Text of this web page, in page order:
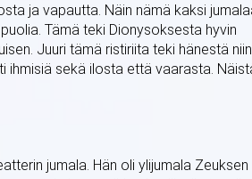
ja vapautta. Näin nämä kaksi
Tämä teki Dionysoksesta hyvin
Juuri tämä ristiriita teki hänestä niin
ihmisiä sekä ilosta että vaarasta.
jumala. Hän oli ylijumala Zeuksen